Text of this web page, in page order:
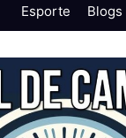
Esporte
Blogs